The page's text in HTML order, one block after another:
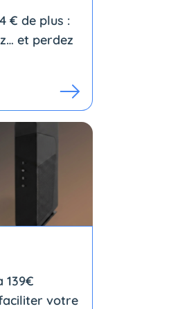
€ de plus :
et perdez
139€
votre